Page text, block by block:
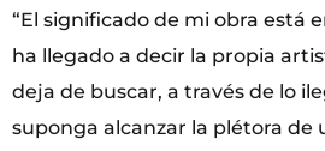
“El significado de mi obra está
ha llegado a decir la propia
deja de buscar, a través de lo
suponga alcanzar la plétora de